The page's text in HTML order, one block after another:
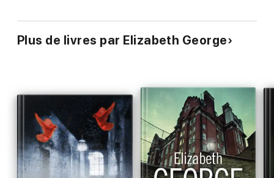
Plus de livres par Elizabeth George